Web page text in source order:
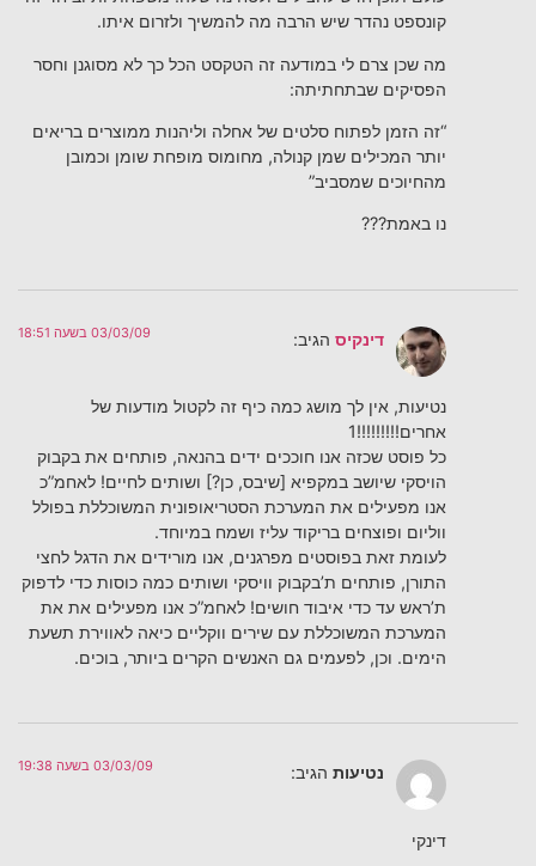
קונספט נהדר שיש הרבה מה להמשיך ולזרום איתו.
מה שכן צרם לי במודעה זה הטקסט הכל כך לא מסוגנן וחסר
הפסיקים שבתחתיתה:
“זה הזמן לפתוח סלטים של אחלה וליהנות ממוצרים בריאים
יותר המכילים שמן קנולה, מחומוס מופחת שומן וכמובן
מהחיוכים שמסביב”
נו באמת???
דינקיס הגיב: 03/03/09 בשעה 18:51
נטיעות, אין לך מושג כמה כיף זה לקטול מודעות של
אחרים!!!!!!!!!1
כל פוסט שכזה אנו חוככים ידים בהנאה, פותחים את בקבוק
הויסקי שיושב במקפיא [שיבס, כן?] ושותים לחיים! לאחמ”כ
אנו מפעילים את המערכת הסטריאופונית המשוכללת בפולל
ווליום ופוצחים בריקוד עליז ושמח במיוחד.
לעומת זאת בפוסטים מפרגנים, אנו מורידים את הדגל לחצי
התורן, פותחים ת’בקבוק וויסקי ושותים כמה כוסות כדי לדפוק
ת’ראש עד כדי איבוד חושים! לאחמ”כ אנו מפעילים את את
המערכת המשוכללת עם שירים ווקליים כיאה לאווירת תשעת
הימים. וכן, לפעמים גם האנשים הקרים ביותר, בוכים.
נטיעות הגיב: 03/03/09 בשעה 19:38
דינקי